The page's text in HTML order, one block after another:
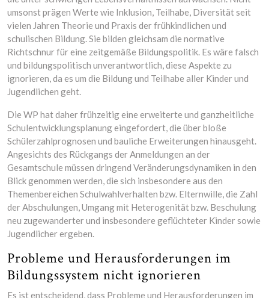
umsonst prägen Werte wie Inklusion, Teilhabe, Diversität seit
vielen Jahren Theorie und Praxis der frühkindlichen und
schulischen Bildung. Sie bilden gleichsam die normative
Richtschnur für eine zeitgemäße Bildungspolitik. Es wäre falsch
und bildungspolitisch unverantwortlich, diese Aspekte zu
ignorieren, da es um die Bildung und Teilhabe aller Kinder und
Jugendlichen geht.
Die WP hat daher frühzeitig eine erweiterte und ganzheitliche
Schulentwicklungsplanung eingefordert, die über bloße
Schülerzahlprognosen und bauliche Erweiterungen hinausgeht.
Angesichts des Rückgangs der Anmeldungen an der
Gesamtschule müssen dringend Veränderungsdynamiken in den
Blick genommen werden, die sich insbesondere aus den
Themenbereichen Schulwahlverhalten bzw. Elternwille, die Zahl
der Abschulungen, Umgang mit Heterogenität bzw. Beschulung
neu zugewanderter und insbesondere geflüchteter Kinder sowie
Jugendlicher ergeben.
Probleme und Herausforderungen im
Bildungssystem nicht ignorieren
Es ist entscheidend, dass Probleme und Herausforderungen im